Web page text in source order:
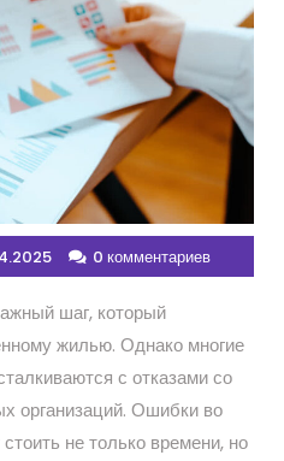
0 комментариев
шаг, который
жилью. Однако многие
с отказами со
организаций. Ошибки во
не только времени, но